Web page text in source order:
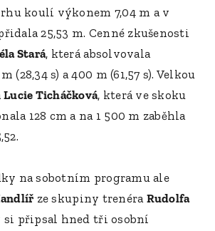
koulí výkonem 7,04 m a v
25,53 m. Cenné zkušenosti
Stará, která absolvovala
(28,34 s) a 400 m (61,57 s). Velkou
Lucie Ticháčková, která ve skoku
128 cm a na 1 500 m zaběhla
na sobotním programu ale
ze skupiny trenéra Rudolfa
si připsal hned tři osobní